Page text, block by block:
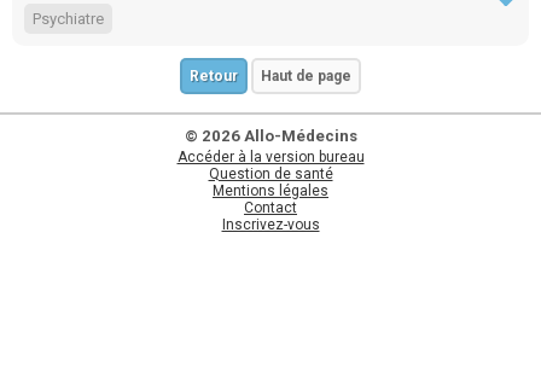
Psychiatre
Retour Haut de page
© 2026 Allo-Médecins
Accéder à la version bureau
Question de santé
Mentions légales
Contact
Inscrivez-vous